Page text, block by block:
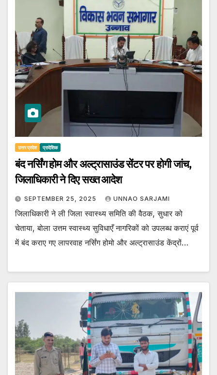
उत्तर प्रदेश प्रादेशिक
बंद नर्सिंग होम और अल्ट्रासाउंड सेंटर पर होगी जांच,
जिलाधिकारी ने दिए सख्त आदेश
SEPTEMBER 25, 2025 UNNAO SARJAMI
जिलाधिकारी ने ली जिला स्वास्थ्य समिति की वैठक, सुधार को
चेताया, बोला उत्तम स्वास्थ्य सुविधाएँ नागरिकों को उपलब्ध कराएं पूर्व
में बंद कराए गए लापरवाह नर्सिंग होमो और अल्ट्रासाउंड केंद्रों…